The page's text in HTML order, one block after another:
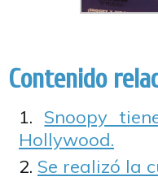
Contenido
Snoopy
Hollywood.
Se realizó la